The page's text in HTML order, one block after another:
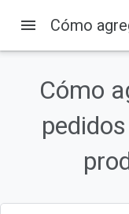
En esta página
1. Introducción
Público
Requisitos previos
Qué aprenderás
menu
Cómo